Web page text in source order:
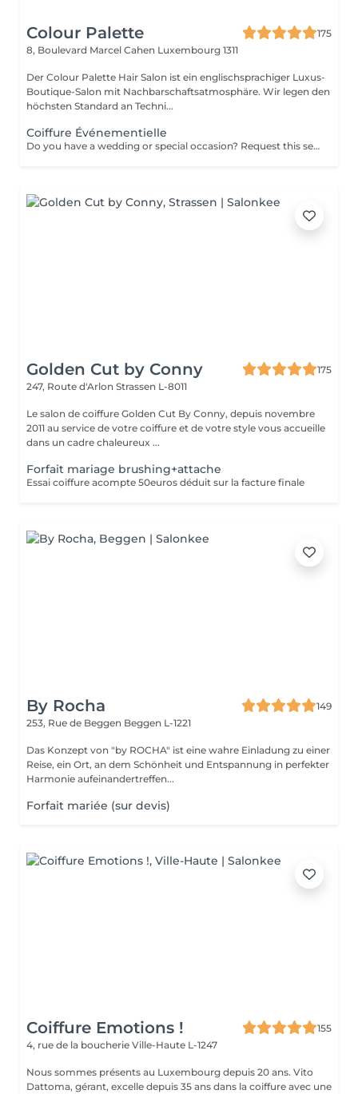
Colour Palette
175
8, Boulevard Marcel Cahen Luxembourg 1311
Der Colour Palette Hair Salon ist ein englischsprachiger Luxus-
Boutique-Salon mit Nachbarschaftsatmosphäre. Wir legen den
höchsten Standard an Techni...
Coiffure Événementielle
Do you have a wedding or special occasion? Request this service by email and include photos of your current hair and desired look
Golden Cut by Conny
175
247, Route d'Arlon Strassen L-8011
Le salon de coiffure Golden Cut By Conny, depuis novembre
2011 au service de votre coiffure et de votre style vous accueille
dans un cadre chaleureux ...
Forfait mariage brushing+attache
Essai coiffure acompte 50euros déduit sur la facture finale
By Rocha
149
253, Rue de Beggen Beggen L-1221
Das Konzept von "by ROCHA" ist eine wahre Einladung zu einer
Reise, ein Ort, an dem Schönheit und Entspannung in perfekter
Harmonie aufeinandertreffen...
Forfait mariée (sur devis)
Coiffure Emotions !
155
4, rue de la boucherie Ville-Haute L-1247
Nous sommes présents au Luxembourg depuis 20 ans. Vito
Dattoma, gérant, excelle depuis 35 ans dans la coiffure avec une